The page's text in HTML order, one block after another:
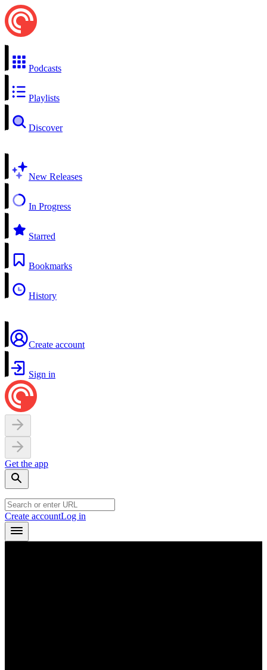
Podcasts
Playlists
Discover
New Releases
In Progress
Starred
Bookmarks
History
Create account
Sign in
Get the app
Create accountLog in